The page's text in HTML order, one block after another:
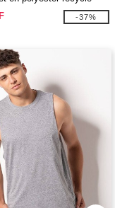
-37%